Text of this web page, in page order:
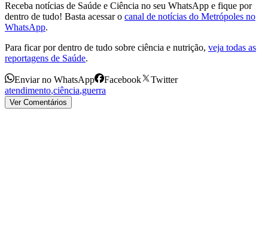
Receba notícias de Saúde e Ciência no seu WhatsApp e fique por
dentro de tudo! Basta acessar o canal de notícias do Metrópoles no
WhatsApp.
Para ficar por dentro de tudo sobre ciência e nutrição, veja todas as
reportagens de Saúde.
Enviar no WhatsApp Facebook
Twitter
atendimento,ciência,guerra
Ver Comentários